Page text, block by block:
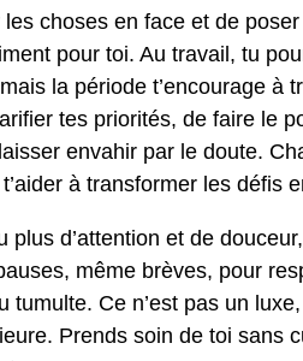
choses en face et de
pour toi. Au travail, tu
la période t’encourage à
tes priorités, de faire le
envahir par le doute.
à transformer les défis
d’attention et de
même brèves, pour
Ce n’est pas un
Prends soin de toi sans